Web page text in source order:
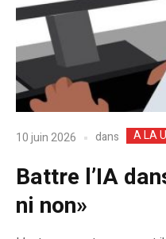
10 juin 2026 dans A LA
Battre l’IA
ni non»